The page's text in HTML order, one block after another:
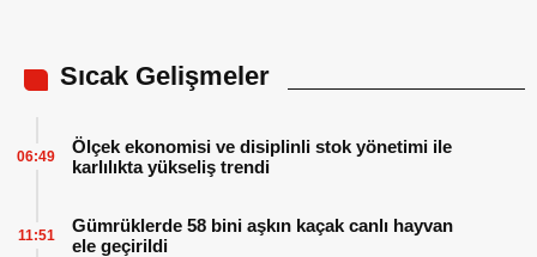
Sıcak Gelişmeler
Ölçek ekonomisi ve disiplinli stok yönetimi ile
karlılıkta yükseliş trendi
06:49
Gümrüklerde 58 bini aşkın kaçak canlı hayvan
ele geçirildi
11:51